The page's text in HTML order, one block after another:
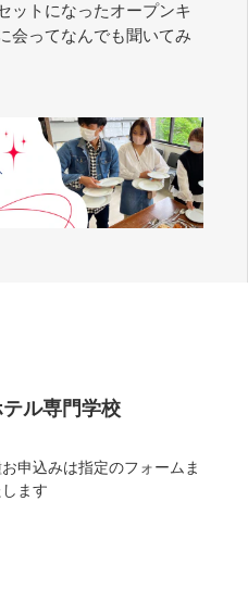
ットになったオープンキ
会ってなんでも聞いてみ
ル専門学校
申込みは指定のフォームま
ます